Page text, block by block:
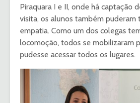
Piraquara I e II, onde há captação
visita, os alunos também puderam
empatia. Como um dos colegas
locomoção, todos se mobilizaram
pudesse acessar todos os lugares.